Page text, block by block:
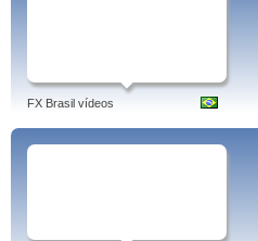
FX Brasil vídeos